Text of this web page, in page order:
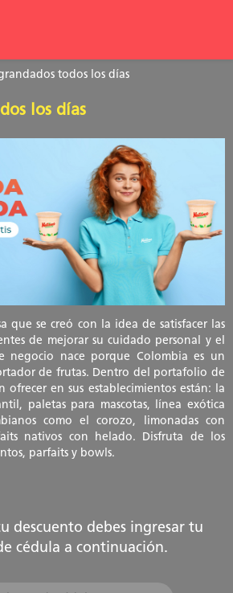
todos los días
los días
que se creó con la idea de satisfacer las
de mejorar su cuidado personal y el
negocio nace porque Colombia es un
de frutas. Dentro del portafolio de
ofrecer en sus establecimientos están: la
paletas para mascotas, línea exótica
como el corozo, limonadas con
nativos con helado. Disfruta de los
parfaits y bowls.
descuento debes ingresar tu
cédula a continuación.